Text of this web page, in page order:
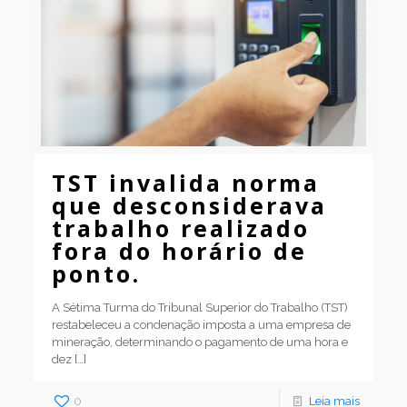
TST invalida norma
que desconsiderava
trabalho realizado
fora do horário de
ponto.
A Sétima Turma do Tribunal Superior do Trabalho (TST)
restabeleceu a condenação imposta a uma empresa de
mineração, determinando o pagamento de uma hora e
dez […]
0 Leia mais